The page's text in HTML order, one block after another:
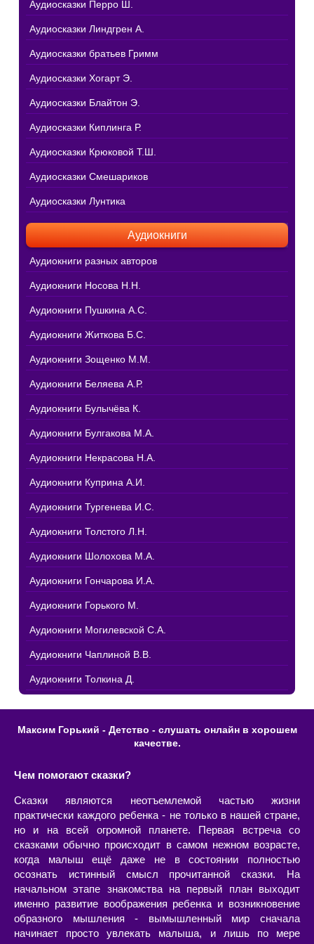
Аудиосказки Перро Ш.
Аудиосказки Линдгрен А.
Аудиосказки братьев Гримм
Аудиосказки Хогарт Э.
Аудиосказки Блайтон Э.
Аудиосказки Киплинга Р.
Аудиосказки Крюковой Т.Ш.
Аудиосказки Смешариков
Аудиосказки Лунтика
Аудиокниги
Аудиокниги разных авторов
Аудиокниги Носова Н.Н.
Аудиокниги Пушкина А.С.
Аудиокниги Житкова Б.С.
Аудиокниги Зощенко М.М.
Аудиокниги Беляева А.Р.
Аудиокниги Булычёва К.
Аудиокниги Булгакова М.А.
Аудиокниги Некрасова Н.А.
Аудиокниги Куприна А.И.
Аудиокниги Тургенева И.С.
Аудиокниги Толстого Л.Н.
Аудиокниги Шолохова М.А.
Аудиокниги Гончарова И.А.
Аудиокниги Горького М.
Аудиокниги Могилевской С.А.
Аудиокниги Чаплиной В.В.
Аудиокниги Толкина Д.
Максим Горький - Детство - слушать онлайн в хорошем
качестве.
Чем помогают сказки?
Сказки являются неотъемлемой частью жизни
практически каждого ребенка - не только в нашей стране,
но и на всей огромной планете. Первая встреча со
сказками обычно происходит в самом нежном возрасте,
когда малыш ещё даже не в состоянии полностью
осознать истинный смысл прочитанной сказки. На
начальном этапе знакомства на первый план выходит
именно развитие воображения ребенка и возникновение
образного мышления - вымышленный мир сначала
начинает просто увлекать малыша, и лишь по мере